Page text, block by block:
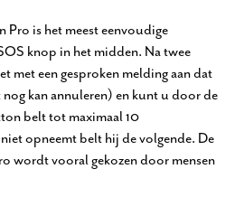
Pro is het meest eenvoudige
knop in het midden. Na twee
met een gesproken melding aan dat
kan annuleren) en kunt u door de
belt tot maximaal 10
opneemt belt hij de volgende. De
wordt vooral gekozen door mensen